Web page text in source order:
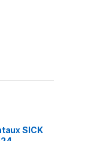
SICK